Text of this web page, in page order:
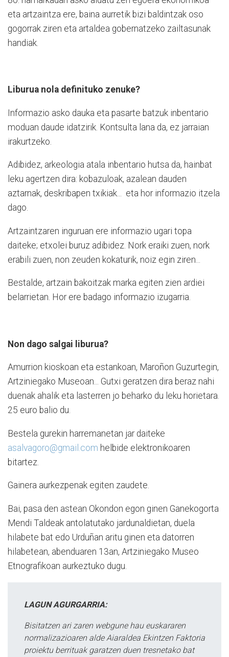
eta artzaintza ere, baina aurretik bizi baldintzak oso
gogorrak ziren eta artaldea gobernatzeko zailtasunak
handiak.
Liburua nola definituko zenuke?
Informazio asko dauka eta pasarte batzuk inbentario
moduan daude idatzirik. Kontsulta lana da, ez jarraian
irakurtzeko.
Adibidez, arkeologia atala inbentario hutsa da, hainbat
leku agertzen dira: kobazuloak, azalean dauden
aztarnak, deskribapen txikiak... eta hor informazio itzela
dago.
Artzaintzaren inguruan ere informazio ugari topa
daiteke; etxolei buruz adibidez. Nork eraiki zuen, nork
erabili zuen, non zeuden kokaturik, noiz egin ziren...
Bestalde, artzain bakoitzak marka egiten zien ardiei
belarrietan. Hor ere badago informazio izugarria.
Non dago salgai liburua?
Amurrion kioskoan eta estankoan, Maroñon Guzurtegin,
Artziniegako Museoan... Gutxi geratzen dira beraz nahi
duenak ahalik eta lasterren jo beharko du leku horietara.
25 euro balio du.
Bestela gurekin harremanetan jar daiteke
asalvagoro@gmail.com helbide elektronikoaren
bitartez.
Gainera aurkezpenak egiten zaudete.
Bai, pasa den astean Okondon egon ginen Ganekogorta
Mendi Taldeak antolatutako jardunaldietan, duela
hilabete bat edo Urduñan aritu ginen eta datorren
hilabetean, abenduaren 13an, Artziniegako Museo
Etnografikoan aurkeztuko dugu.
LAGUN AGURGARRIA:
Bisitatzen ari zaren webgune hau euskararen
normalizazioaren alde Aiaraldea Ekintzen Faktoria
proiektu berrituak garatzen duen tresnetako bat